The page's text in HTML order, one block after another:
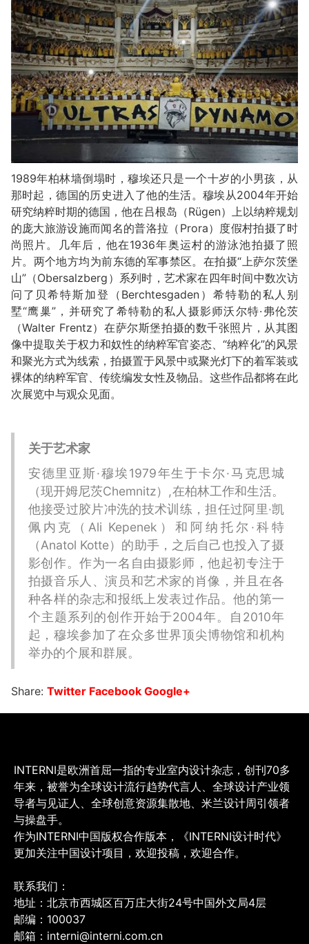
1989年柏林墙倒塌时，穆埃还只是一个十岁的小男孩，从
那时起，德国的历史进入了他的生活。穆埃从2004年开始
研究纳粹时期的德国，他在吕根岛（Rügen）上以纳粹规划
的庞大旅游设施而闻名的普洛拉（Prora）度假村拍摄了时
尚照片。几年后，他在1936年奥运村的游泳池拍摄了照
片。两个地方均为前东德的军事禁区。在拍摄“上萨尔茨堡
山”（Obersalzberg）系列时，艺术家在四年时间中数次访
问了贝希特斯加登（Berchtesgaden）希特勒的私人别
墅“鹰巢”，并研究了希特勒的私人摄影师沃尔特·弗伦茨
（Walter Frentz）在萨尔斯堡拍摄的数千张照片，从其图
像中提取关于权力和奴性的纳粹军官姿态、“纳粹化”的风景
和聚光方式为线索，拍摄置于风景中或聚光灯下的着军装或
裸体的纳粹军官、传统编发女性及物品。这些作品都将在此
次展览中与观众见面。
关于艺术家
安德里亚斯·穆埃1979年生于卡尔·马克思城
（现开姆尼茨Chemnitz）,在柏林工作和生活。
他接受过胶片冲洗的技术训练，担任过阿里·凯
佩内克（Ali Kepenek）和阿纳托尔·科特
（Anatol Kotte）的助手，之后自己也投入了摄
影创作。作为一名自由摄影师，他起初专注于
拍摄音乐人、演员和艺术家的肖像，并且在各
种各样的杂志和报纸上发表过作品。他的第一
个主题系列的创作开始于2004年。自2010年
起，穆埃参加了在众多世界顶尖博物馆和机构
举办的个展和群展。
Share: Twitter Facebook Google+
INTERNI是欧洲首屈一指的专业室内设计杂志，创刊70多
年来，被誉为全球设计流行趋势代言人、全球设计产业领
导者与见证人、全球创意资源集散地、米兰设计周引领者
与操盘手。
作为INTERNI中国版权合作版本，《INTERNI设计时代》
更加关注中国设计项目，欢迎投稿，欢迎合作。
联系我们：
地址：北京市西城区百万庄大街24号中国外文局4层
邮编：100037
邮箱：interni@interni.com.cn